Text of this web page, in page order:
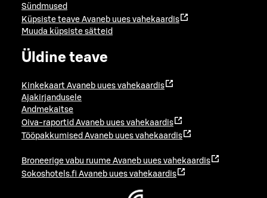
Sündmused
Küpsiste teave Avaneb uues vahekaardis
Muuda küpsiste sätteid
Üldine teave
Kinkekaart Avaneb uues vahekaardis
Ajakirjandusele
Andmekaitse
Oiva-raportid Avaneb uues vahekaardis
Tööpakkumised Avaneb uues vahekaardis
Broneerige vabu ruume Avaneb uues vahekaardis
Sokoshotels.fi Avaneb uues vahekaardis